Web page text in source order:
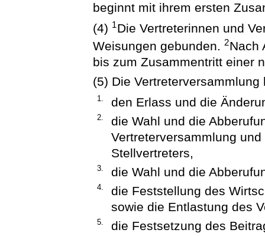
beginnt mit ihrem ersten
(4) 1Die Vertreterinnen und
Weisungen gebunden.2Nach
bis zum Zusammentritt einer
(5) Die
1. den Erlass und die
2.
die Wahl und die
Vertreterversammlung
Stellvertreters,
3. die Wahl und die
4.
die Feststellung des
sowie die Entlastung des
5. die Festsetzung des